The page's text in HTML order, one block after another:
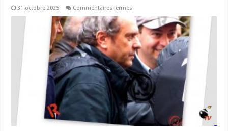
31 octobre 2025 Commentaires fermés
y
18
ans,
Aiacciu
était
bunkérisé
par
le
Président
Sarkozy,
le
mouvement
national
s’opposait
aux
forces